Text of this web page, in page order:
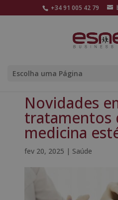
+34 91 005 42 79
Escolha uma Página
Novidades
tratamentos
medicina
fev 20, 2025 | Saúde